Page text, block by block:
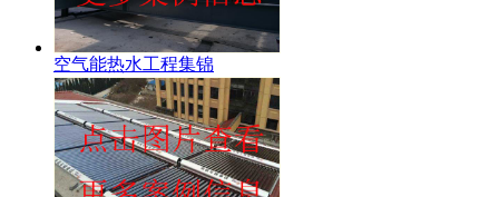
空气能热水工程集锦